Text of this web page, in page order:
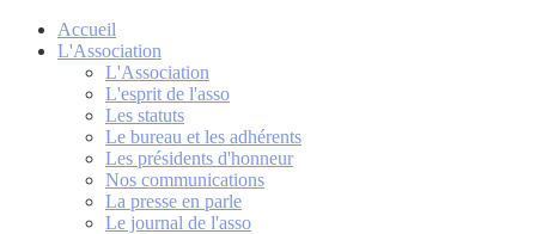
Accueil
L'Association
L'Association
L'esprit de l'asso
Les statuts
Le bureau et les adhérents
Les présidents d'honneur
Nos communications
La presse en parle
Le journal de l'asso